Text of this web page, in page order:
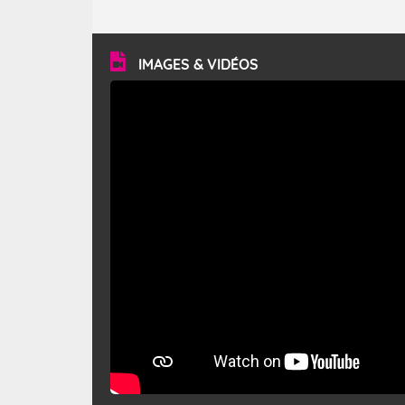
vitesse moyenne de 50 km/h et atteindre 80 à 100 km/h
en rafales, parfois davantage. Il parcourt la basse vallée
du Rhône et la Provence et envahit le littoral
méditerranéen à partir de la Camargue.
IMAGES & VIDÉOS